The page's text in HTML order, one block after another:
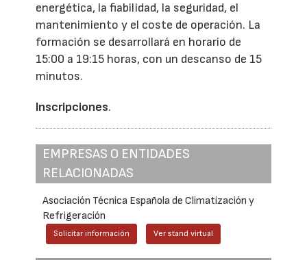
energética, la fiabilidad, la seguridad, el
mantenimiento y el coste de operación. La
formación se desarrollará en horario de
15:00 a 19:15 horas, con un descanso de 15
minutos.
Inscripciones.
EMPRESAS O ENTIDADES
RELACIONADAS
Asociación Técnica Española de Climatización y
Refrigeración
Solicitar información Ver stand virtual